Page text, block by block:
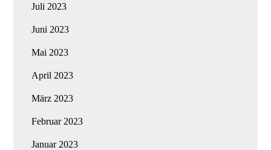
Juli 2023
Juni 2023
Mai 2023
April 2023
März 2023
Februar 2023
Januar 2023